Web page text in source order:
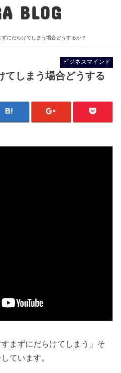
BLOG
ずにだらけてしまう場合どうするか？
ビジネスマインド
てしまう場合どうする
まずにだらけてしまう」そ
ています。